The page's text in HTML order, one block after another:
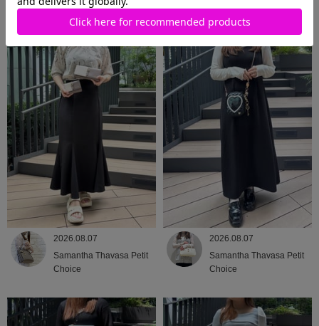
2026.08.07
Samantha Thavasa Petit
Choice
2026.08.07
Samantha Thavasa Petit
Choice